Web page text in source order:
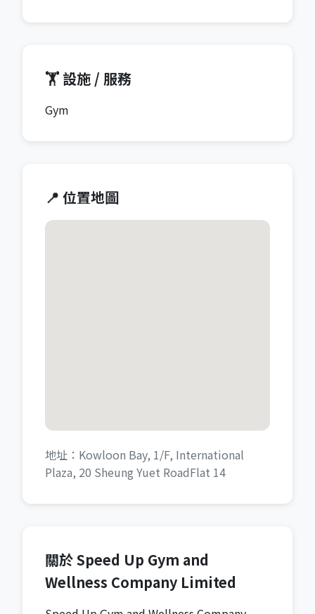
🏋️ 設施 / 服務
Gym
📍 位置地圖
地址：Kowloon Bay, 1/F, International
Plaza, 20 Sheung Yuet RoadFlat 14
關於 Speed Up Gym and
Wellness Company Limited